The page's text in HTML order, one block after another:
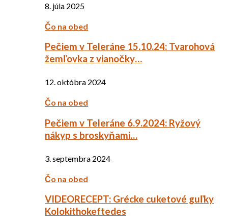
8. júla 2025
Čo na obed
Pečiem v Teleráne 15.10.24: Tvarohová
žemľovka z vianočky…
12. októbra 2024
Čo na obed
Pečiem v Teleráne 6.9.2024: Ryžový
nákyp s broskyňami…
3. septembra 2024
Čo na obed
VIDEORECEPT: Grécke cuketové guľky
Kolokithokeftedes